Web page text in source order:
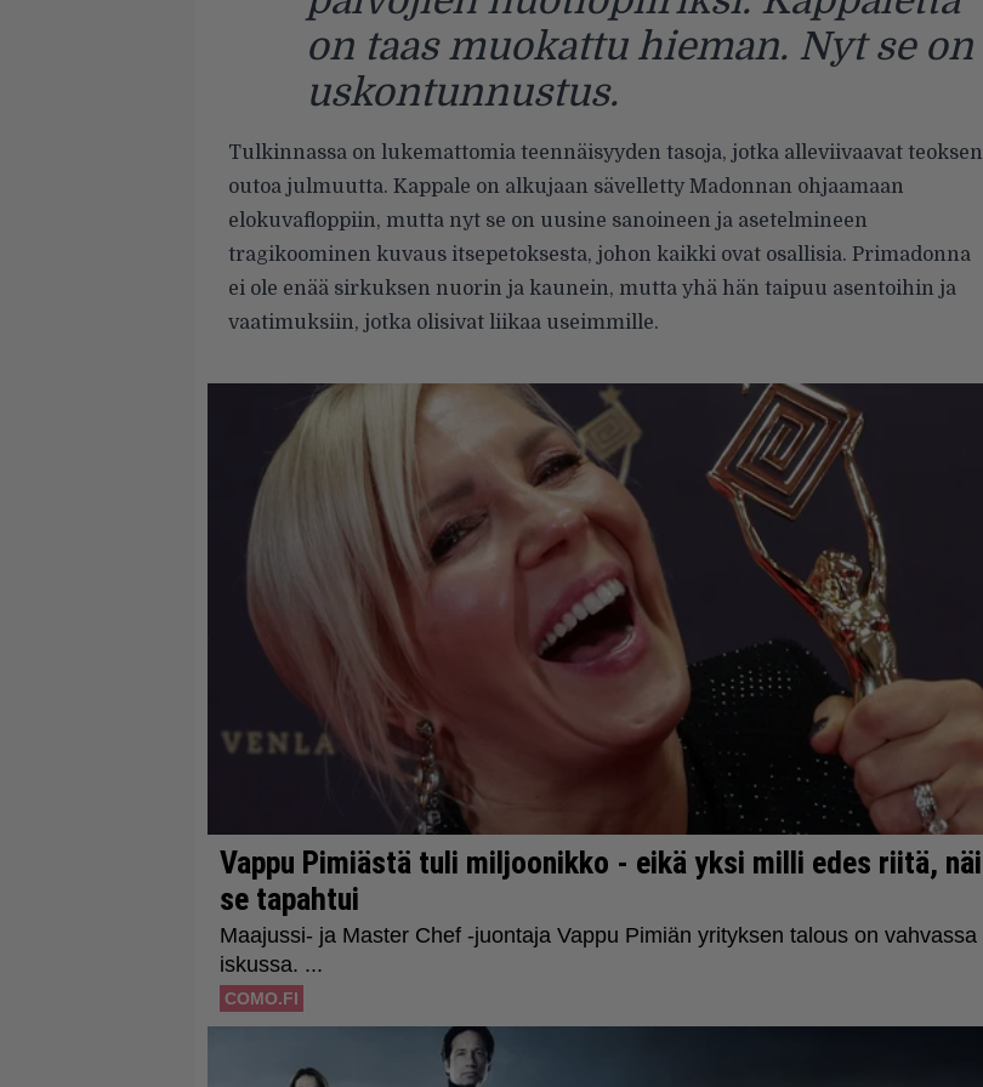
on taas muokattu hieman. Nyt se on
uskontunnustus.
Tulkinnassa on lukemattomia teennäisyyden tasoja, jotka alleviivaavat teoksen
outoa julmuutta. Kappale on alkujaan sävelletty Madonnan ohjaamaan
elokuvafloppiin, mutta nyt se on uusine sanoineen ja asetelmineen
tragikoominen kuvaus itsepetoksesta, johon kaikki ovat osallisia. Primadonna
ei ole enää sirkuksen nuorin ja kaunein, mutta yhä hän taipuu asentoihin ja
vaatimuksiin, jotka olisivat liikaa useimmille.